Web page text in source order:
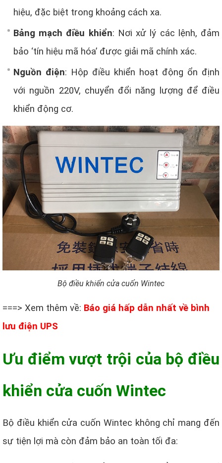
hiệu, đặc biệt trong khoảng cách xa.
Bảng mạch điều khiển: Nơi xử lý các lệnh, đảm
bảo ‘tín hiệu mã hóa’ được giải mã chính xác.
Nguồn điện: Hộp điều khiển hoạt động ổn định
với nguồn 220V, chuyển đổi năng lượng để điều
khiển động cơ.
Bộ điều khiển cửa cuốn Wintec
===> Xem thêm về: Báo giá hấp dẫn nhất về bình
lưu điện UPS
Ưu điểm vượt trội của bộ điều
khiển cửa cuốn Wintec
Bộ điều khiển cửa cuốn Wintec không chỉ mang đến
sự tiện lợi mà còn đảm bảo an toàn tối đa: